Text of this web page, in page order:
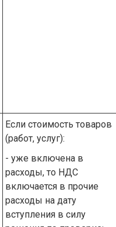
Если стоимость товаров
(работ, услуг):
- уже включена в
расходы, то НДС
включается в прочие
расходы на дату
вступления в силу